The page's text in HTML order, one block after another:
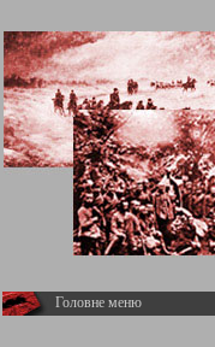
Головне меню